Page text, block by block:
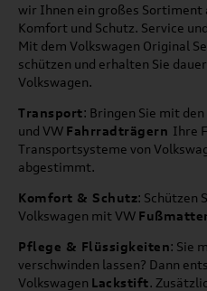
wir Ihnen ein großes Sortiment
Komfort und Schutz. Service
Mit dem Volkswagen Original
schützen und erhalten Sie
Volkswagen.
Transport: Bringen Sie mit
und VW Fahrradträgern Ihre
Transportsysteme von
abgestimmt.
Komfort & Schutz: Schützen
Volkswagen mit VW
Pflege & Flüssigkeiten: Sie
verschwinden lassen? Dann
Volkswagen Lackstift.